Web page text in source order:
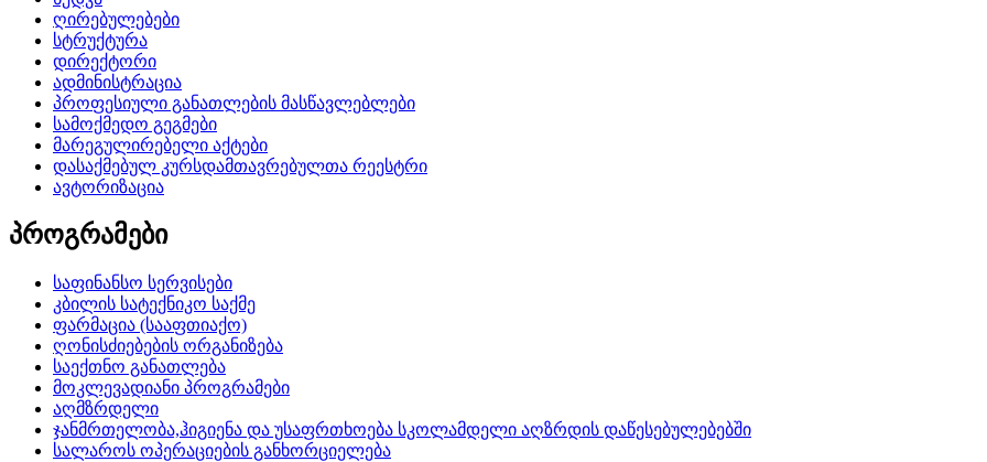
ღირებულებები
სტრუქტურა
დირექტორი
ადმინისტრაცია
პროფესიული განათლების მასწავლებლები
სამოქმედო გეგმები
მარეგულირებელი აქტები
დასაქმებულ კურსდამთავრებულთა რეესტრი
ავტორიზაცია
პროგრამები
საფინანსო სერვისები
კბილის სატექნიკო საქმე
ფარმაცია (სააფთიაქო)
ღონისძიებების ორგანიზება
საექთნო განათლება
მოკლევადიანი პროგრამები
აღმზრდელი
ჯანმრთელობა,ჰიგიენა და უსაფრთხოება სკოლამდელი აღზრდის დაწესებულებებში
სალაროს ოპერაციების განხორციელება